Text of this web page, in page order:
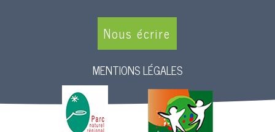
Nous écrire
MENTIONS LÉGALES